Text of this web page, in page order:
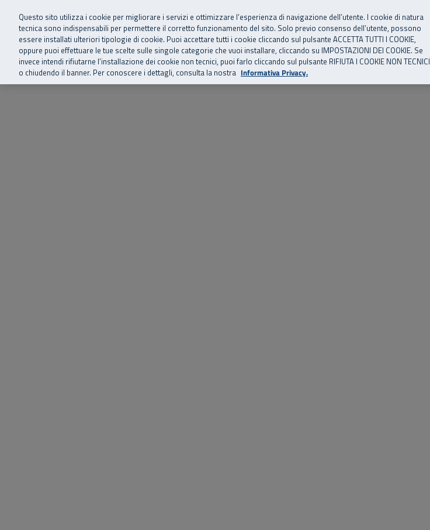
Vai al menu principale
Vai al contenuto principale
Vai al Footer
SuperAbile - il Contact Center Inail per il mondo della disabilità
Home Chi siamo Storie, news ed eventi Risorse utili Supporto
Questo sito utilizza i cookie per migliorare i servizi e ottimizzare l’esperienza di navigazione dell’utente. I cookie di natura
tecnica sono indispensabili per permettere il corretto funzionamento del sito. Solo previo consenso dell’utente, possono
essere installati ulteriori tipologie di cookie. Puoi accettare tutti i cookie cliccando sul pulsante ACCETTA TUTTI I COOKIE,
oppure puoi effettuare le tue scelte sulle singole categorie che vuoi installare, cliccando su IMPOSTAZIONI DEI COOKIE. Se
invece intendi rifiutarne l’installazione dei cookie non tecnici, puoi farlo cliccando sul pulsante RIFIUTA I COOKIE NON TECNICI
o chiudendo il banner. Per conoscere i dettagli, consulta la nostra Informativa Privacy.